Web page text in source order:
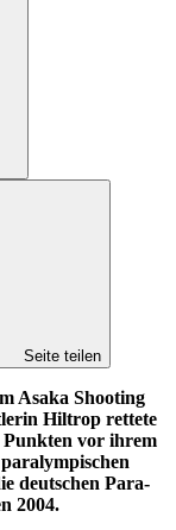
Seite teilen
Asaka Shooting
Hiltrop rettete
Punkten vor ihrem
deutschen Para-
2004.